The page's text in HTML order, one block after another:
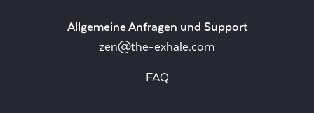
Allgemeine Anfragen und Support
zen@the-exhale.com
FAQ